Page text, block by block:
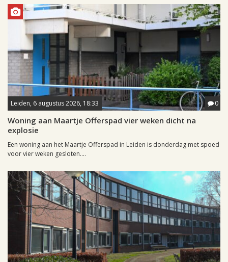
Leiden, 6 augustus 2026, 18:33 0
Woning aan Maartje Offerspad vier weken dicht na
explosie
Een woning aan het Maartje Offerspad in Leiden is donderdag met spoed
voor vier weken gesloten....